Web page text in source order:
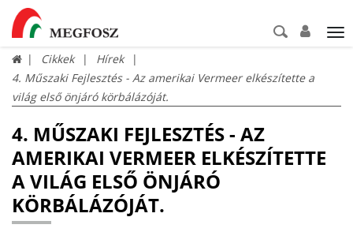
Cikkek
Hírek
4. Műszaki Fejlesztés - Az amerikai Vermeer elkészítette a
világ első önjáró körbálázóját.
4. MŰSZAKI FEJLESZTÉS - AZ
AMERIKAI VERMEER ELKÉSZÍTETTE
A VILÁG ELSŐ ÖNJÁRÓ
KÖRBÁLÁZÓJÁT.